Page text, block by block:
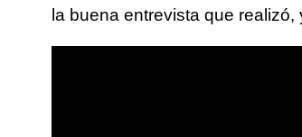
la buena entrevista que